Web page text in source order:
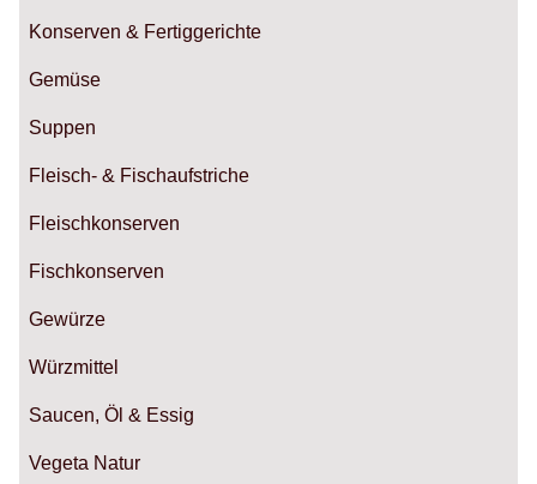
Konserven & Fertiggerichte
Gemüse
Suppen
Fleisch- & Fischaufstriche
Fleischkonserven
Fischkonserven
Gewürze
Würzmittel
Saucen, Öl & Essig
Vegeta Natur